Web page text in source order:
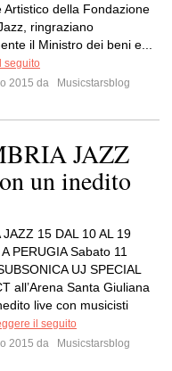
Artistico della Fondazione
ringraziano
il Ministro dei beni e...
seguito
2015 da
Musicstarsblog
JAZZ
un inedito
JAZZ 15 DAL 10 AL 19
PERUGIA Sabato 11
UJ SPECIAL
all’Arena Santa Giuliana
live con musicisti
il seguito
2015 da
Musicstarsblog